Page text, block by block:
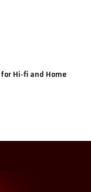
Hi-fi and Home